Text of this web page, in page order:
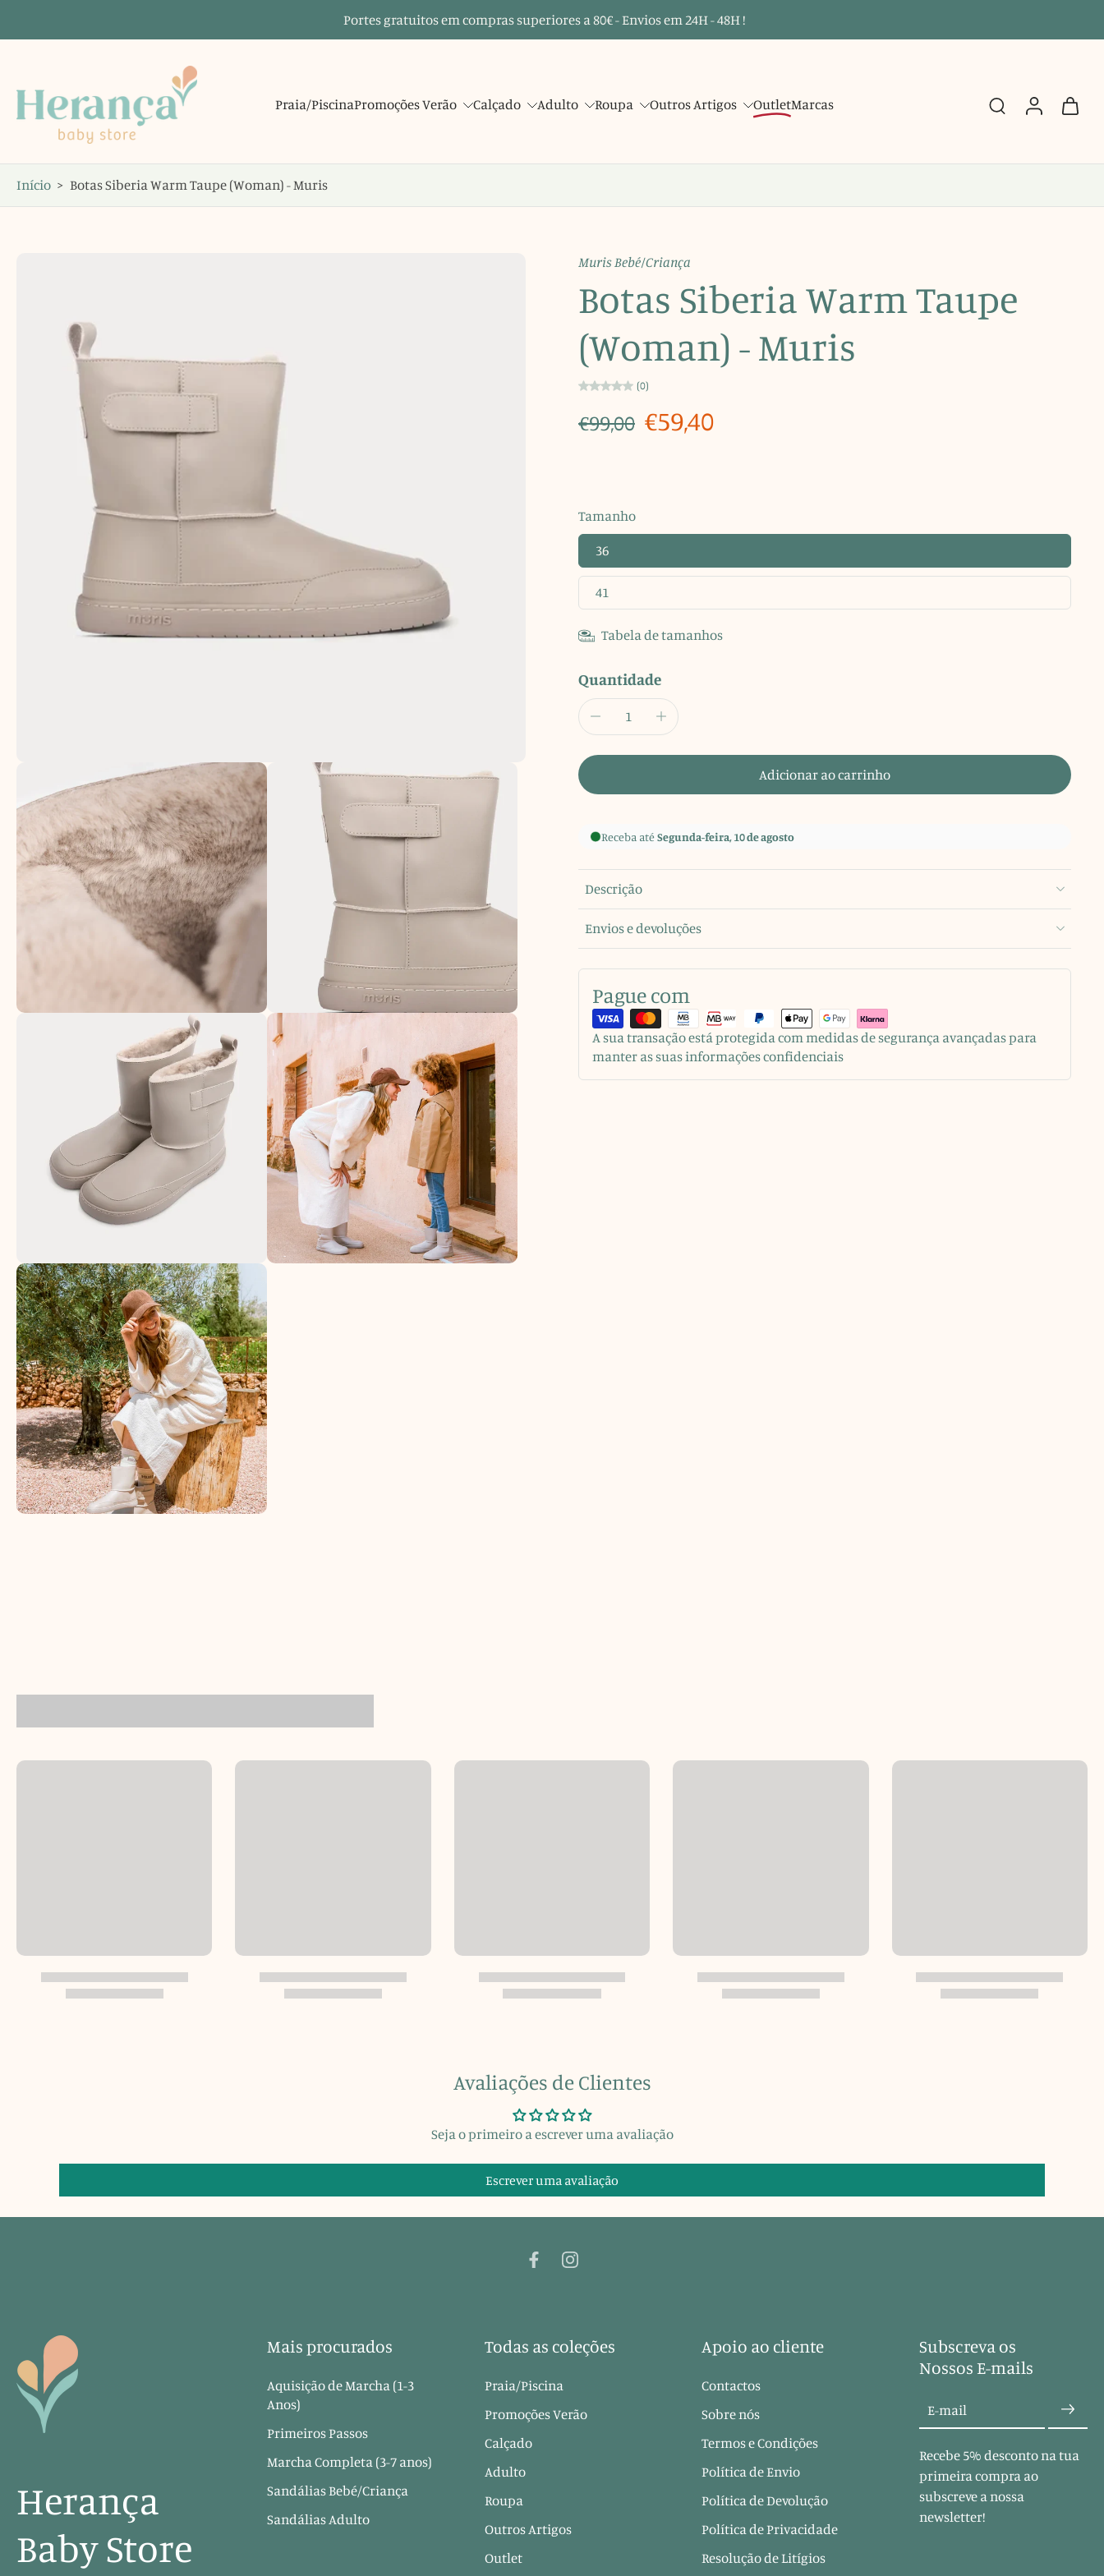
para
Portes gratuitos em compras superiores a 80€ - Envios em 24H - 48H !
Praia/PiscinaPromoções Verão Calçado Adulto Roupa Outros Artigos OutletMarcas
Início > Botas Siberia Warm Taupe (Woman) - Muris
produto
Muris Bebé/Criança
Botas Siberia Warm Taupe
(Woman) - Muris
(0)
€99,00 €59,40
Tamanho
36
41
Tabela de tamanhos
Quantidade
Adicionar ao carrinho
Receba atéSegunda-feira, 10 de agosto
Descrição
Envios e devoluções
Pague com
A sua transação está protegida com medidas de segurança avançadas para
manter as suas informações confidenciais
Avaliações de Clientes
Seja o primeiro a escrever uma avaliação
Escrever uma avaliação
Herança
Baby Store
Mais procurados
Aquisição de Marcha (1-3
Anos)
Primeiros Passos
Marcha Completa (3-7 anos)
Sandálias Bebé/Criança
Sandálias Adulto
Todas as coleções
Praia/Piscina
Promoções Verão
Calçado
Adulto
Roupa
Outros Artigos
Outlet
Apoio ao cliente
Contactos
Sobre nós
Termos e Condições
Política de Envio
Política de Devolução
Política de Privacidade
Resolução de Litígios
Subscreva os
Nossos E-mails
E-mail
Recebe 5% desconto na tua
primeira compra ao
subscreve a nossa
newsletter!